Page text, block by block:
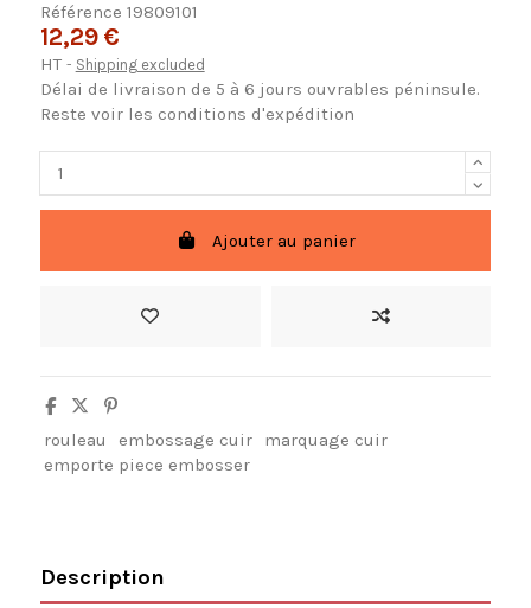
Référence 19809101
12,29 €
HT Shipping excluded
Délai de livraison de 5 à 6 jours ouvrables péninsule.
Reste voir les conditions d'expédition
Ajouter au panier
rouleau embossage cuir
marquage cuir
emporte piece embosser
Description